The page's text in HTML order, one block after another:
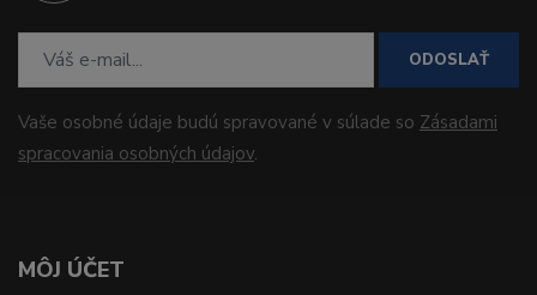
ODOSLAŤ
Vaše osobné údaje budú spravované v súlade so Zásadami
spracovania osobných údajov.
MÔJ ÚČET